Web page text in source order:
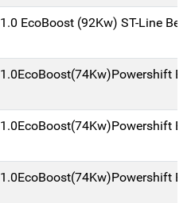
1.0 EcoBoost (92Kw) ST-Line
1.0EcoBoost(74Kw)Powershift
1.0EcoBoost(74Kw)Powershift
1.0EcoBoost(74Kw)Powershift